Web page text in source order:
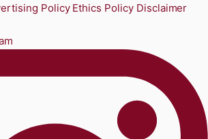
Policy Ethics Policy Disclaimer